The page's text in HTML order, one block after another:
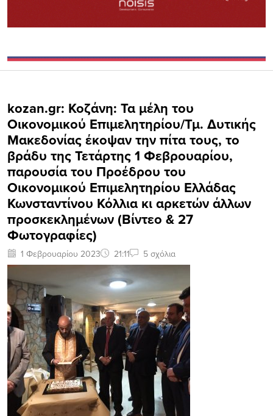
kozan.gr: Κοζάνη: Τα μέλη του
Οικονομικού Επιμελητηρίου/Τμ. Δυτικής
Μακεδονίας έκοψαν την πίτα τους, το
βράδυ της Τετάρτης 1 Φεβρουαρίου,
παρουσία του Προέδρου του
Οικονομικού Επιμελητηρίου Ελλάδας
Κωνσταντίνου Κόλλια κι αρκετών άλλων
προσκεκλημένων (Βίντεο & 27
Φωτογραφίες)
1 Φεβρουαρίου 2023 21:11 5 σχόλια